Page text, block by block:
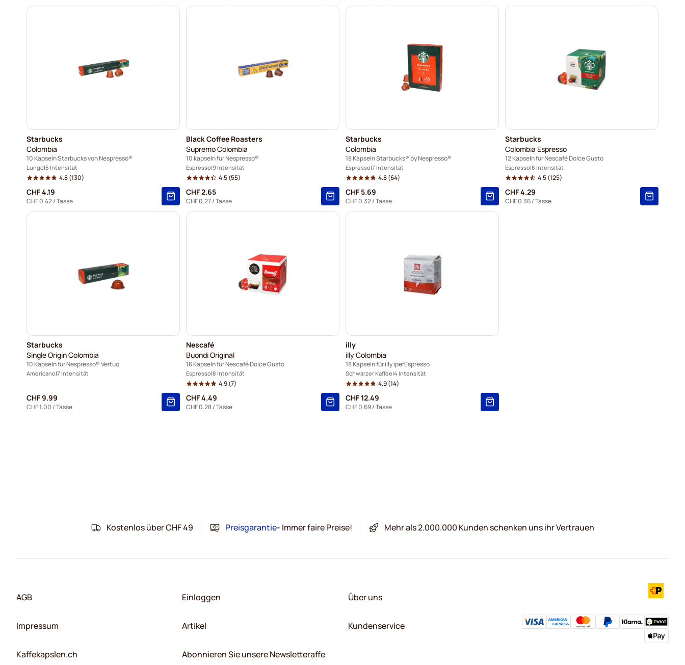
Starbucks
Colombia
10 Kapseln Starbucks von Nespresso®
Lungo 6 Intensität
4.8(130)
CHF 4.19
CHF 0.42/ Tasse
Black Coffee Roasters
Supremo Colombia
10 kapseln für Nespresso®
Espresso 9 Intensität
4.5(55)
CHF 2.65
CHF 0.27/ Tasse
Starbucks
Colombia
18 Kapseln Starbucks® by Nespresso®
Espresso 7 Intensität
4.8(64)
CHF 5.69
CHF 0.32/ Tasse
Starbucks
Colombia Espresso
12 Kapseln für Nescafé Dolce Gusto
Espresso 8 Intensität
4.5(125)
CHF 4.29
CHF 0.36/ Tasse
Starbucks
Single Origin Colombia
10 Kapseln für Nespresso® Vertuo
Americano 7 Intensität
CHF 9.99
CHF 1.00 / Tasse
Nescafé
Buondi Original
16 Kapseln für Nescafé Dolce Gusto
Espresso 8 Intensität
4.9(7)
CHF 4.49
CHF 0.28/ Tasse
illy
illy Colombia
18 Kapseln für illy iperEspresso
Schwarzer Kaffee 4 Intensität
4.9(14)
CHF 12.49
CHF 0.69/ Tasse
Kostenlos über CHF 49 Preisgarantie- Immer faire Preise! Mehr als 2.000.000 Kunden schenken uns ihr Vertrauen
AGB
Impressum
Kaffekapslen.ch
Einloggen
Artikel
Abonnieren Sie unsere Newsletteraffe
Über uns
Kundenservice